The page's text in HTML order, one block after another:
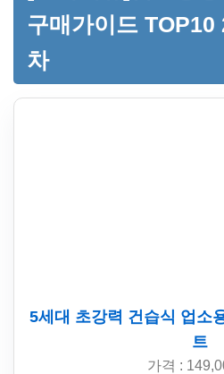
구매가이드
차
5세대 초강력 건습식 업소
트
가격 :